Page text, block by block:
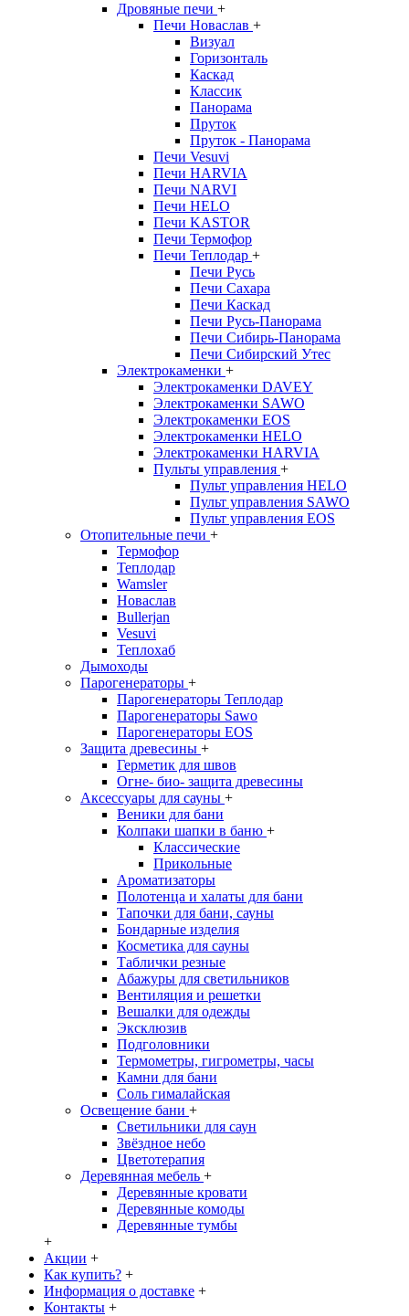
Дровяные печи +
Печи Новаслав +
Визуал
Горизонталь
Каскад
Классик
Панорама
Пруток
Пруток - Панорама
Печи Vesuvi
Печи HARVIA
Печи NARVI
Печи HELO
Печи KASTOR
Печи Термофор
Печи Теплодар +
Печи Русь
Печи Сахара
Печи Каскад
Печи Русь-Панорама
Печи Сибирь-Панорама
Печи Сибирский Утес
Электрокаменки +
Электрокаменки DAVEY
Электрокаменки SAWO
Электрокаменки EOS
Электрокаменки HELO
Электрокаменки HARVIA
Пульты управления +
Пульт управления HELO
Пульт управления SAWO
Пульт управления EOS
Отопительные печи +
Термофор
Теплодар
Wamsler
Новаслав
Bullerjan
Vesuvi
Теплохаб
Дымоходы
Парогенераторы +
Парогенераторы Теплодар
Парогенераторы Sawo
Парогенераторы EOS
Защита древесины +
Герметик для швов
Огне- био- защита древесины
Аксессуары для сауны +
Веники для бани
Колпаки шапки в баню +
Классические
Прикольные
Ароматизаторы
Полотенца и халаты для бани
Тапочки для бани, сауны
Бондарные изделия
Косметика для сауны
Таблички резные
Абажуры для светильников
Вентиляция и решетки
Вешалки для одежды
Эксклюзив
Подголовники
Термометры, гигрометры, часы
Камни для бани
Соль гималайская
Освещение бани +
Светильники для саун
Звёздное небо
Цветотерапия
Деревянная мебель +
Деревянные кровати
Деревянные комоды
Деревянные тумбы
+
Акции +
Как купить? +
Информация о доставке +
Контакты +